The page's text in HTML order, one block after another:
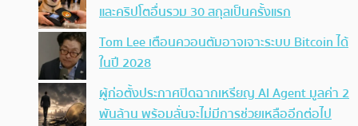
และคริปโตอื่นรวม 30 สกุลเป็นครั้งแรก
Tom Lee เตือนควอนตัมอาจเจาะระบบ Bitcoin ได้
ในปี 2028
ผู้ก่อตั้งประกาศปิดฉากเหรียญ AI Agent มูลค่า 2
พันล้าน พร้อมลั่นจะไม่มีการช่วยเหลืออีกต่อไป